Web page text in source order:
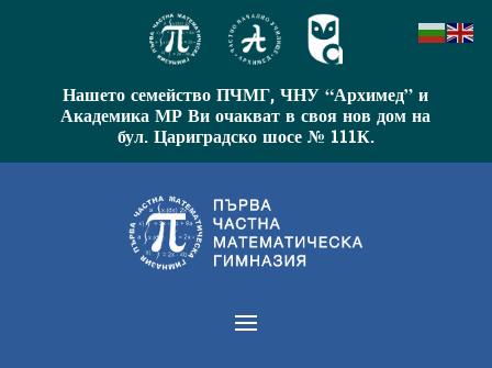
Нашето семейство ПЧМГ, ЧНУ “Архимед” и
Академика МР Ви очакват в своя нов дом на
бул. Цариградско шосе № 111К.